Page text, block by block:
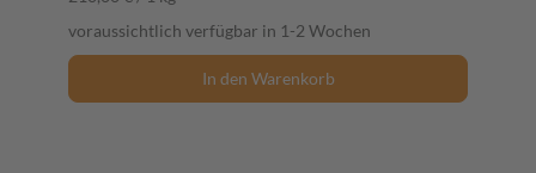
voraussichtlich verfügbar in 1-2 Wochen
In den Warenkorb